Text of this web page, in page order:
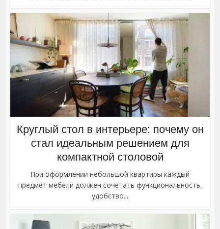
Круглый стол в интерьере: почему он
стал идеальным решением для
компактной столовой
При оформлении небольшой квартиры каждый
предмет мебели должен сочетать функциональность,
удобство...